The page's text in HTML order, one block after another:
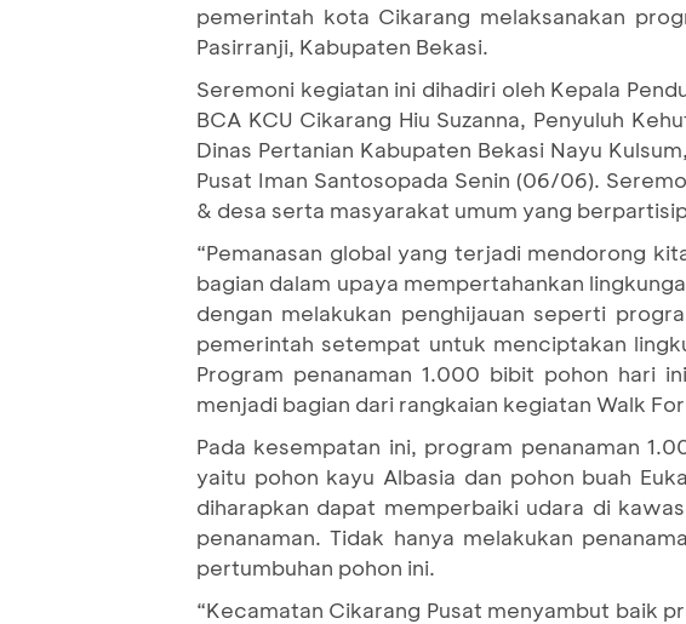
pemerintah kota Cikarang melaksanakan
Pasirranji, Kabupaten Bekasi.
Seremoni kegiatan ini dihadiri oleh Kepala
BCA KCU Cikarang Hiu Suzanna, Penyuluh
Dinas Pertanian Kabupaten Bekasi Nayu
Pusat Iman Santosopada Senin (06/06).
& desa serta masyarakat umum yang
“Pemanasan global yang terjadi mendorong
bagian dalam upaya mempertahankan
dengan melakukan penghijauan seperti
pemerintah setempat untuk menciptakan
Program penanaman 1.000 bibit pohon hari
menjadi bagian dari rangkaian kegiatan Walk
Pada kesempatan ini, program penanaman
yaitu pohon kayu Albasia dan pohon buah
diharapkan dapat memperbaiki udara di
penanaman. Tidak hanya melakukan
pertumbuhan pohon ini.
“Kecamatan Cikarang Pusat menyambut baik